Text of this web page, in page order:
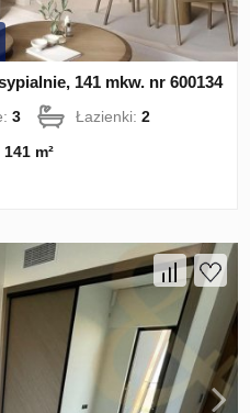
141 mkw. nr 600134
3 Łazienki:2
141 m²